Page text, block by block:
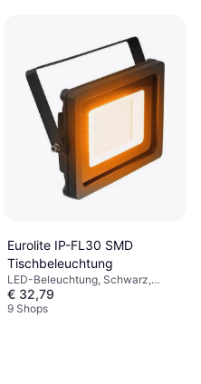
Eurolite IP-FL30 SMD
Tischbeleuchtung
LED-Beleuchtung, Schwarz,
Violett, Türkis, Orange
€ 32,79
9 Shops